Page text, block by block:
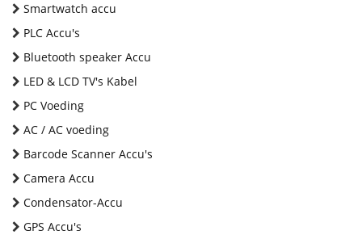
Smartwatch accu
PLC Accu's
Bluetooth speaker Accu
LED & LCD TV's Kabel
PC Voeding
AC / AC voeding
Barcode Scanner Accu's
Camera Accu
Condensator-Accu
GPS Accu's